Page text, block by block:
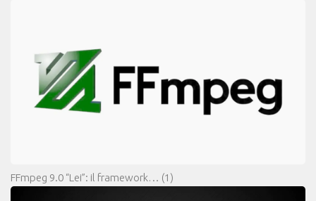
FFmpeg 9.0 “Lei”: il framework… (1)